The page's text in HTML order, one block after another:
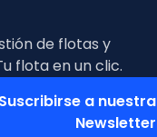
de flotas y
flota en un clic.
Suscribirse a nuestra
Newsletter